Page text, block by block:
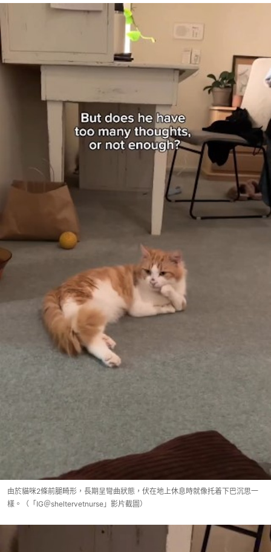
由於貓咪2條前腿畸形，長期呈彎曲狀態，伏在地上休息時就像托着下巴沉思一
樣。（「IG＠sheltervetnurse」影片截圖）